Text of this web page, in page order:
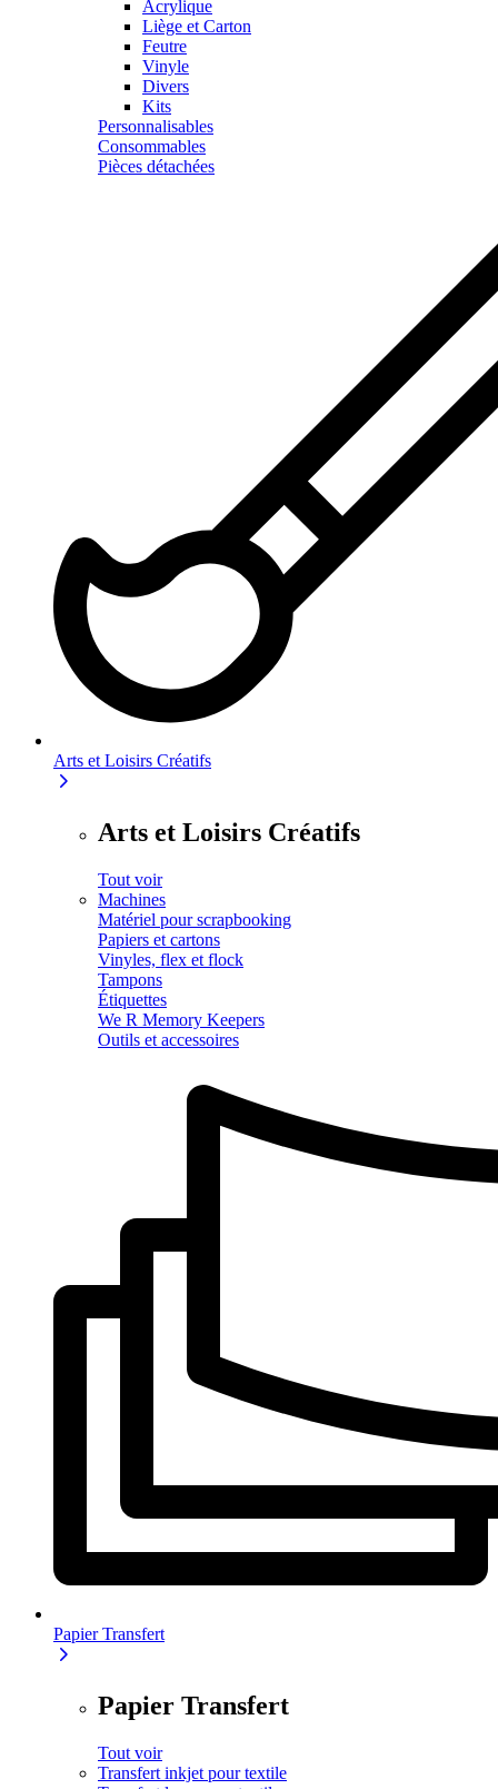
Acrylique
Liège et Carton
Feutre
Vinyle
Divers
Kits
Personnalisables
Consommables
Pièces détachées
Arts et Loisirs Créatifs
Arts et Loisirs Créatifs
Tout voir
Machines
Matériel pour scrapbooking
Papiers et cartons
Vinyles, flex et flock
Tampons
Étiquettes
We R Memory Keepers
Outils et accessoires
Papier Transfert
Papier Transfert
Tout voir
Transfert inkjet pour textile